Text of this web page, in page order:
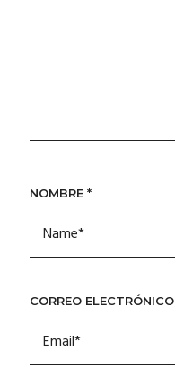
NOMBRE *
CORREO ELECTRÓNICO